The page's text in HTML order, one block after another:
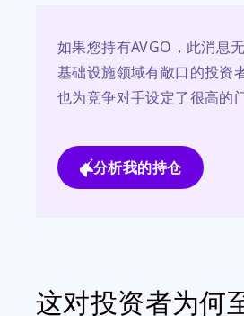
如果您持有AVGO，此消息
基础设施领域有敞口的投资
也为竞争对手设定了很高的
分析我的持仓
这对投资者为何